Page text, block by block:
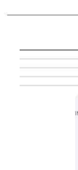
رمز پویا برای امنیت
حتی کاربران
به‌روزرسانی می‌شود
شما قرار می‌دهد.